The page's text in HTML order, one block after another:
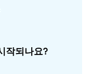
작되나요?